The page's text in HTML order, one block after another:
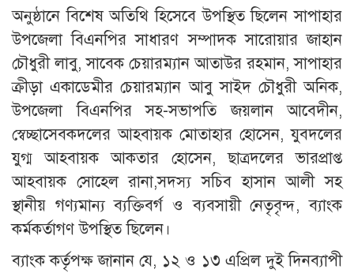
অনুষ্ঠানে বিশেষ অতিথি হিসেবে উপস্থিত ছিলেন সাপাহার
উপজেলা বিএনপির সাধারণ সম্পাদক সারোয়ার জাহান
চৌধুরী লাবু, সাবেক চেয়ারম্যান আতাউর রহমান, সাপাহার
ক্রীড়া একাডেমীর চেয়ারম্যান আবু সাইদ চৌধুরী অনিক,
উপজেলা বিএনপির সহ-সভাপতি জয়লান আবেদীন,
স্বেচ্ছাসেবকদলের আহবায়ক মোতাহার হোসেন, যুবদলের
যুগ্ম আহবায়ক আকতার হোসেন, ছাত্রদলের ভারপ্রাপ্ত
আহবায়ক সোহেল রানা,সদস্য সচিব হাসান আলী সহ
স্থানীয় গণ্যমান্য ব্যক্তিবর্গ ও ব্যবসায়ী নেতৃবৃন্দ, ব্যাংক
কর্মকর্তাগণ উপস্থিত ছিলেন।
ব্যাংক কর্তৃপক্ষ জানান যে, ১২ ও ১৩ এপ্রিল দুই দিনব্যাপী